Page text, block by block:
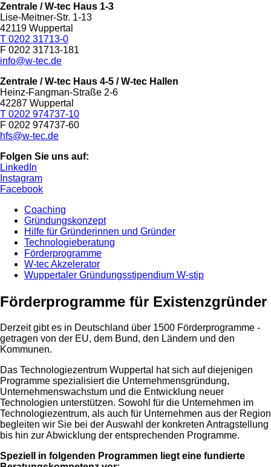
Zentrale / W-tec Haus 1-3
Lise-Meitner-Str. 1-13
42119 Wuppertal
T 0202 31713-0
F 0202 31713-181
info@w-tec.de
Zentrale / W-tec Haus 4-5 / W-tec Hallen
Heinz-Fangman-Straße 2-6
42287 Wuppertal
T 0202 974737-10
F 0202 974737-60
hfs@w-tec.de
Folgen Sie uns auf:
LinkedIn
Instagram
Facebook
Coaching
Gründungskonzept
Hilfe für Gründerinnen und Gründer
Technologieberatung
Förderprogramme
W-tec Akzelerator
Wuppertaler Gründungsstipendium W-stip
Förderprogramme für Existenzgründer
Derzeit gibt es in Deutschland über 1500 Förderprogramme -
getragen von der EU, dem Bund, den Ländern und den
Kommunen.
Das Technologiezentrum Wuppertal hat sich auf diejenigen
Programme spezialisiert die Unternehmensgründung,
Unternehmenswachstum und die Entwicklung neuer
Technologien unterstützen. Sowohl für die Unternehmen im
Technologiezentrum, als auch für Unternehmen aus der Region
begleiten wir Sie bei der Auswahl der konkreten Antragstellung
bis hin zur Abwicklung der entsprechenden Programme.
Speziell in folgenden Programmen liegt eine fundierte